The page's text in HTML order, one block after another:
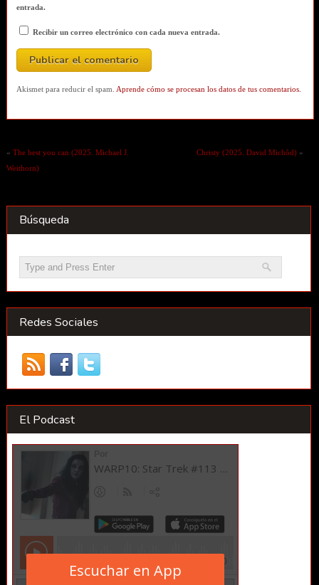
entrada.
Recibir un correo electrónico con cada nueva entrada.
Akismet para reducir el spam. Aprende cómo se procesan los datos de tus comentarios.
« The best you can (2025. Michael J.
Weithorn)
Christy (2025. David Michôd) »
Búsqueda
Redes Sociales
El Podcast